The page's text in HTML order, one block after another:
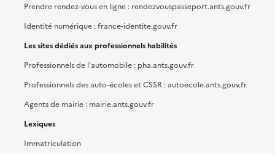
Prendre rendez-vous en ligne : rendezvouspasseport.ants.gouv.fr
Identité numérique : france-identite.gouv.fr
Les sites dédiés aux professionnels habilités
Professionnels de l'automobile : pha.ants.gouv.fr
Professionnels des auto-écoles et CSSR : autoecole.ants.gouv.fr
Agents de mairie : mairie.ants.gouv.fr
Lexiques
Immatriculation